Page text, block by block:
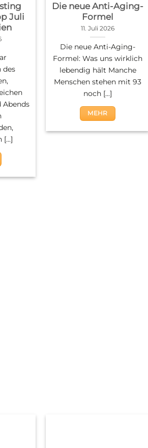
Juli
des
Die neue Anti-Aging-
Formel
11. Juli 2026
Die neue Anti-Aging-
Formel: Was uns wirklich
lebendig hält Manche
Menschen stehen mit 93
noch [...]
MEHR